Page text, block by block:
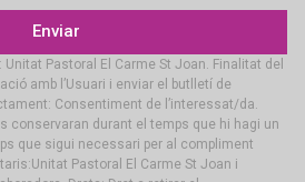
Enviar
Pastoral El Carme St Joan. Finalitat del
amb l’Usuari i enviar el butlletí de
Consentiment de l’interessat/da.
conservaran durant el temps que hi hagi un
que sigui necessari per al compliment
Pastoral El Carme St Joan i